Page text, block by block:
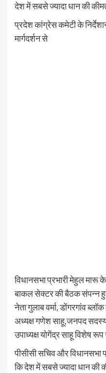
देश में सबसे ज्यादा धान की
प्रदेश कांग्रेस कमेटी के
मार्गदर्शन से
विधानसभा प्रभारी मेहुल
बाकल सेक्टर की बैठक संपन्न
नेता गुलाब वर्मा, डोंगरगांव
अध्यक्ष गणेश साहू,जनपद
उपाध्यक्ष योगेंद्र साहू विशेष
पीसीसी सचिव और विधानसभा
कि देश में सबसे ज्यादा धान की